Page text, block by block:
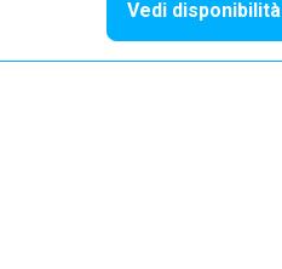
Vedi disponibilità